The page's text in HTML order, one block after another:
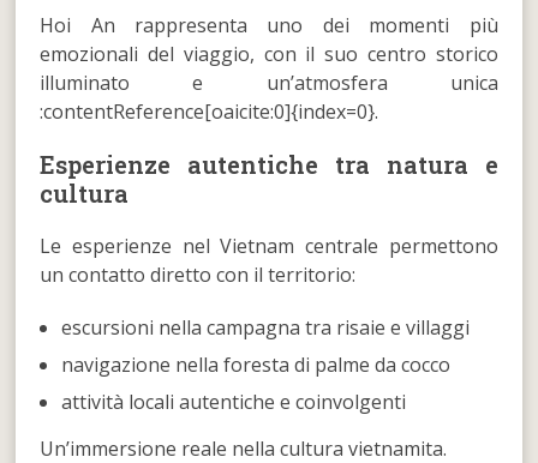
Hoi An rappresenta uno dei momenti più
emozionali del viaggio, con il suo centro storico
illuminato e un’atmosfera unica
:contentReference[oaicite:0]{index=0}.
Esperienze autentiche tra natura e
cultura
Le esperienze nel Vietnam centrale permettono
un contatto diretto con il territorio:
escursioni nella campagna tra risaie e villaggi
navigazione nella foresta di palme da cocco
attività locali autentiche e coinvolgenti
Un’immersione reale nella cultura vietnamita.